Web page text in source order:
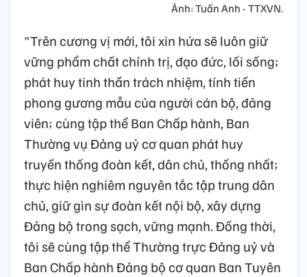
Ảnh: Tuấn Anh - TTXVN.
"Trên cương vị mới, tôi xin hứa sẽ luôn giữ
vững phẩm chất chính trị, đạo đức, lối sống;
phát huy tinh thần trách nhiệm, tính tiền
phong gương mẫu của người cán bộ, đảng
viên; cùng tập thể Ban Chấp hành, Ban
Thường vụ Đảng uỷ cơ quan phát huy
truyền thống đoàn kết, dân chủ, thống nhất;
thực hiện nghiêm nguyên tắc tập trung dân
chủ, giữ gìn sự đoàn kết nội bộ, xây dựng
Đảng bộ trong sạch, vững mạnh. Đồng thời,
tôi sẽ cùng tập thể Thường trực Đảng uỷ và
Ban Chấp hành Đảng bộ cơ quan Ban Tuyên